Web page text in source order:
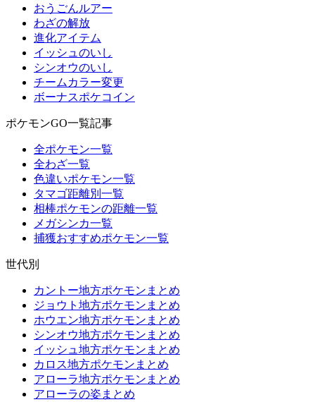
おうごんルアー
わざの解放
進化アイテム
イッシュのいし
シンオウのいし
チームカラー変更
ボーナスポケコイン
ポケモンGO一覧記事
全ポケモン一覧
全わざ一覧
色違いポケモン一覧
タマゴ距離別一覧
相棒ポケモンの距離一覧
メガシンカ一覧
捕獲おすすめポケモン一覧
世代別
カントー地方ポケモンまとめ
ジョウト地方ポケモンまとめ
ホウエン地方ポケモンまとめ
シンオウ地方ポケモンまとめ
イッシュ地方ポケモンまとめ
カロス地方ポケモンまとめ
アローラ地方ポケモンまとめ
アローラの姿まとめ